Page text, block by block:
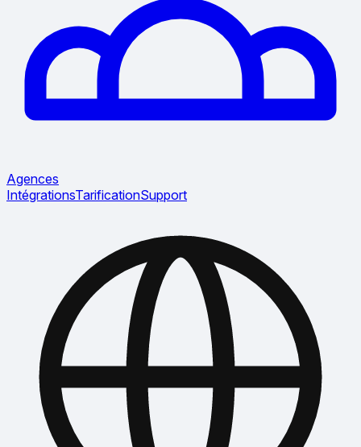
Agences
IntégrationsTarificationSupport